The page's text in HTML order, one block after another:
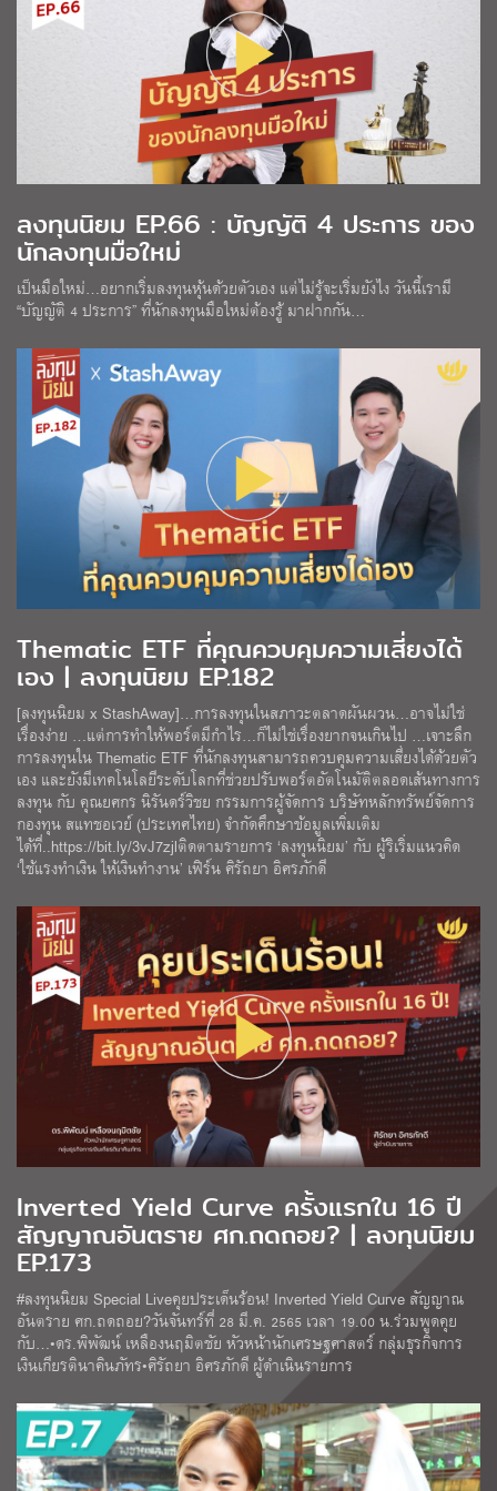
ลงทุนนิยม EP.66 : บัญญัติ 4 ประการ ของ
นักลงทุนมือใหม่
เป็นมือใหม่…อยากเริ่มลงทุนหุ้นด้วยตัวเอง แต่ไม่รู้จะเริ่มยังไง วันนี้เรามี
“บัญญัติ 4 ประการ” ที่นักลงทุนมือใหม่ต้องรู้ มาฝากกัน…
Thematic ETF ที่คุณควบคุมความเสี่ยงได้
เอง | ลงทุนนิยม EP.182
[ลงทุนนิยม x StashAway]…การลงทุนในสภาวะตลาดผันผวน…อาจไม่ใช่
เรื่องง่าย …แต่การทำให้พอร์ตมีกำไร…ก็ไม่ใช่เรื่องยากจนเกินไป …เจาะลึก
การลงทุนใน Thematic ETF ที่นักลงทุนสามารถควบคุมความเสี่ยงได้ด้วยตัว
เอง และยังมีเทคโนโลยีระดับโลกที่ช่วยปรับพอร์ตอัตโนมัติตลอดเส้นทางการ
ลงทุน กับ คุณยศกร นิรันดร์วิชย กรรมการผู้จัดการ บริษัทหลักทรัพย์จัดการ
กองทุน สแทชอเวย์ (ประเทศไทย) จำกัดศึกษาข้อมูลเพิ่มเติม
ได้ที่..https://bit.ly/3vJ7zjlติดตามรายการ ‘ลงทุนนิยม’ กับ ผู้ริเริ่มแนวคิด
‘ใช้แรงทำเงิน ให้เงินทำงาน’ เฟิร์น ศิรัถยา อิศรภักดี
Inverted Yield Curve ครั้งแรกใน 16 ปี
สัญญาณอันตราย ศก.ถดถอย? | ลงทุนนิยม
EP.173
#ลงทุนนิยม Special Liveคุยประเด็นร้อน! Inverted Yield Curve สัญญาณ
อันตราย ศก.ถดถอย?วันจันทร์ที่ 28 มี.ค. 2565 เวลา 19.00 น.ร่วมพูดคุย
กับ…•ดร.พิพัฒน์ เหลืองนฤมิตชัย หัวหน้านักเศรษฐศาสตร์ กลุ่มธุรกิจการ
เงินเกียรตินาคินภัทร•ศิรัถยา อิศรภักดี ผู้ดำเนินรายการ